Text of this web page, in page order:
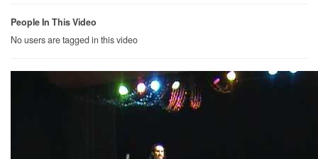
People In This Video
No users are tagged in this video